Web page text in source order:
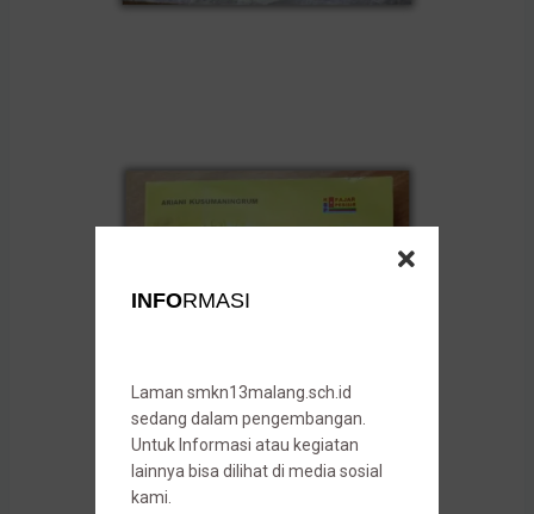
INFORMASI
Laman smkn13malang.sch.id
sedang dalam pengembangan.
Untuk Informasi atau kegiatan
lainnya bisa dilihat di media sosial
kami.